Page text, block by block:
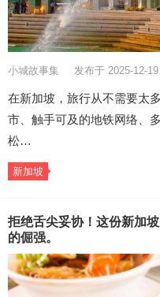
小城故事集 发布于 2025-12-19
在新加坡，旅行从不需要太
市、触手可及的地铁网络、
松…
新加坡
拒绝舌尖妥协！这份新加
的倔强。